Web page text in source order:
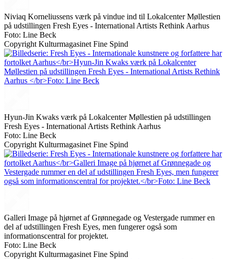
Niviaq Korneliussens værk på vindue ind til Lokalcenter Møllestien
på udstillingen Fresh Eyes - International Artists Rethink Aarhus
Foto: Line Beck
Copyright Kulturmagasinet Fine Spind
Hyun-Jin Kwaks værk på Lokalcenter Møllestien på udstillingen
Fresh Eyes - International Artists Rethink Aarhus
Foto: Line Beck
Copyright Kulturmagasinet Fine Spind
Galleri Image på hjørnet af Grønnegade og Vestergade rummer en
del af udstillingen Fresh Eyes, men fungerer også som
informationscentral for projektet.
Foto: Line Beck
Copyright Kulturmagasinet Fine Spind